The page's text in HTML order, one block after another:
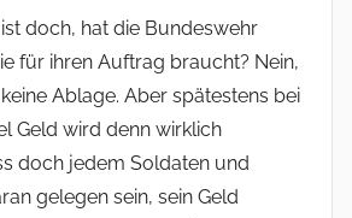
doch, hat die Bundeswehr
für ihren Auftrag braucht? Nein,
Ablage. Aber spätestens bei
Geld wird denn wirklich
doch jedem Soldaten und
gelegen sein, sein Geld